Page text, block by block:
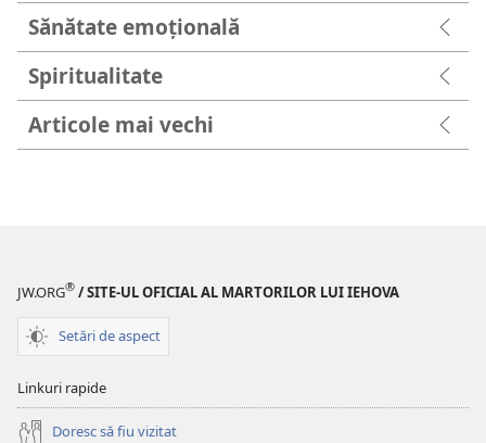
Sănătate emoțională
Spiritualitate
Articole mai vechi
JW.ORG® / SITE-UL OFICIAL AL MARTORILOR LUI IEHOVA
Setări de aspect
Linkuri rapide
Doresc să fiu vizitat